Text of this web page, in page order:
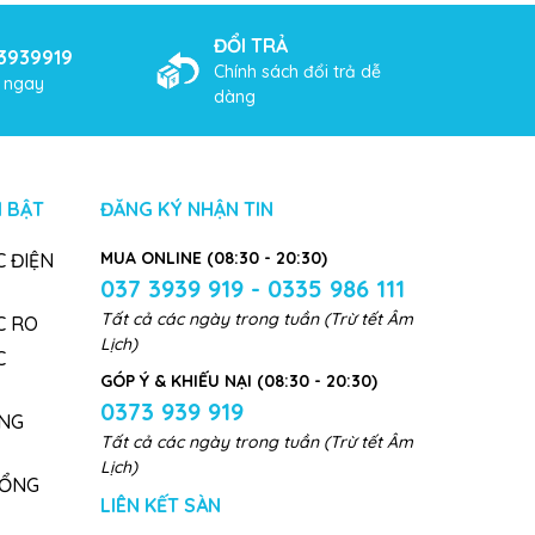
ĐỔI TRẢ
Chính sách đổi trả dễ
dàng
BẬT
ĐIỆN
RO
ĐĂNG KÝ NHẬN TIN
MUA ONLINE (08:30 - 20:30)
037 3939 919 - 0335 986 111
Tất cả các ngày trong tuần (Trừ tết Âm
Lịch)
GÓP Ý & KHIẾU NẠI (08:30 - 20:30)
0373 939 919
Tất cả các ngày trong tuần (Trừ tết Âm
Lịch)
LIÊN KẾT SÀN